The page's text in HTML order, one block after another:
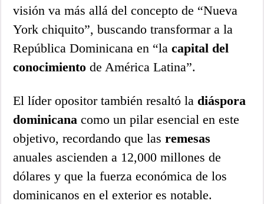
visión va más allá del concepto de “Nueva
York chiquito”, buscando transformar a la
República Dominicana en “lacapital del
conocimiento de América Latina”.
El líder opositor también resaltó la diáspora
dominicana como un pilar esencial en este
objetivo, recordando que lasremesas
anuales ascienden a 12,000 millones de
dólares y que la fuerza económica de los
dominicanos en el exterior es notable.